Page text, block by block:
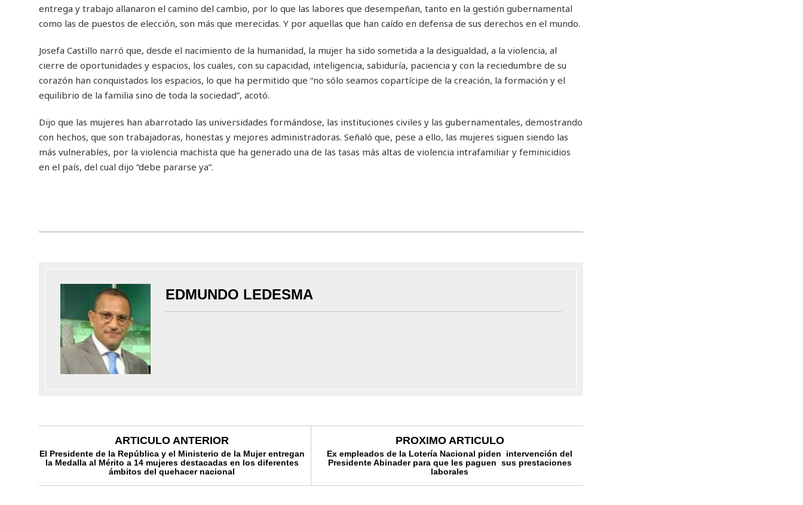
entrega y trabajo allanaron el camino del cambio, por lo que las labores que desempeñan, tanto en la gestión gubernamental
como las de puestos de elección, son más que merecidas. Y por aquellas que han caído en defensa de sus derechos en el mundo.
Josefa Castillo narró que, desde el nacimiento de la humanidad, la mujer ha sido sometida a la desigualdad, a la violencia, al
cierre de oportunidades y espacios, los cuales, con su capacidad, inteligencia, sabiduría, paciencia y con la reciedumbre de su
corazón han conquistados los espacios, lo que ha permitido que “no sólo seamos copartícipe de la creación, la formación y el
equilibrio de la familia sino de toda la sociedad”, acotó.
Dijo que las mujeres han abarrotado las universidades formándose, las instituciones civiles y las gubernamentales, demostrando
con hechos, que son trabajadoras, honestas y mejores administradoras. Señaló que, pese a ello, las mujeres siguen siendo las
más vulnerables, por la violencia machista que ha generado una de las tasas más altas de violencia intrafamiliar y feminicidios
en el país, del cual dijo “debe pararse ya”.
EDMUNDO LEDESMA
ARTICULO ANTERIOR
El Presidente de la República y el Ministerio de la Mujer entregan
la Medalla al Mérito a 14 mujeres destacadas en los diferentes
ámbitos del quehacer nacional
PROXIMO ARTICULO
Ex empleados de la Lotería Nacional piden intervención del
Presidente Abinader para que les paguen sus prestaciones
laborales